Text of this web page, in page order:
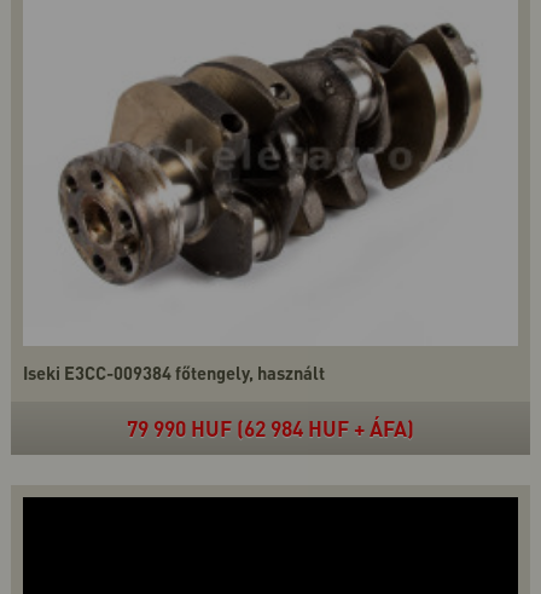
Iseki E3CC-009384 főtengely, használt
79 990 HUF (62 984 HUF + ÁFA)